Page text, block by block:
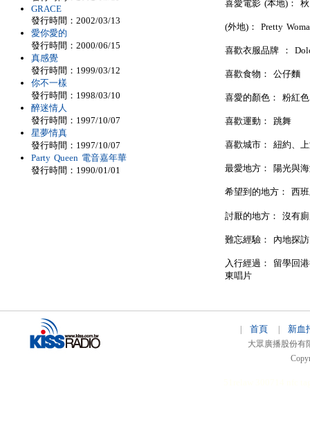
喜愛電影 (本地)：
(外地)： Pretty
喜歡衣服品牌 ：
喜歡食物： 公仔麵
喜愛的顏色： 粉紅
喜歡運動： 跳舞
喜歡城市： 紐約、
最愛地方： 陽光與
希望到的地方： 西
討厭的地方： 沒有
難忘經驗： 內地探
入行經過： 留學回
東唱片
GRACE
發行時間：2002/03/13
愛你愛的
發行時間：2000/06/15
真感覺
發行時間：1999/03/12
你不一樣
發行時間：1998/03/10
醉迷情人
發行時間：1997/10/07
星夢情真
發行時間：1997/10/07
Party Queen 電音嘉年華
發行時間：1990/01/01
首頁 新血
大眾廣播股份有